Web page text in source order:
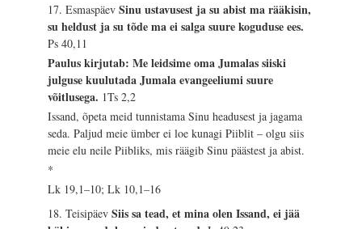
17. EsmaspäevSinu ustavusest ja su abist ma rääkisin,
su heldust ja su tõde ma ei salga suure koguduse ees.
Ps 40,11
Paulus kirjutab: Me leidsime oma Jumalas siiski
julguse kuulutada Jumala evangeeliumi suure
võitlusega. 1Ts 2,2
Issand, õpeta meid tunnistama Sinu headusest ja jagama
seda. Paljud meie ümber ei loe kunagi Piiblit – olgu siis
meie elu neile Piibliks, mis räägib Sinu päästest ja abist.
*
Lk 19,1–10; Lk 10,1–16
18. TeisipäevSiis sa tead, et mina olen Issand, ei jää